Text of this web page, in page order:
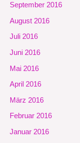
September 2016
August 2016
Juli 2016
Juni 2016
Mai 2016
April 2016
März 2016
Februar 2016
Januar 2016